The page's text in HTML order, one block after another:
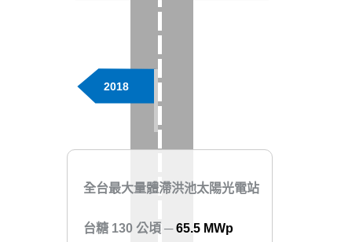
2018
全台最大量體滯洪池太陽光電站
台糖 130 公頃 ─65.5 MWp